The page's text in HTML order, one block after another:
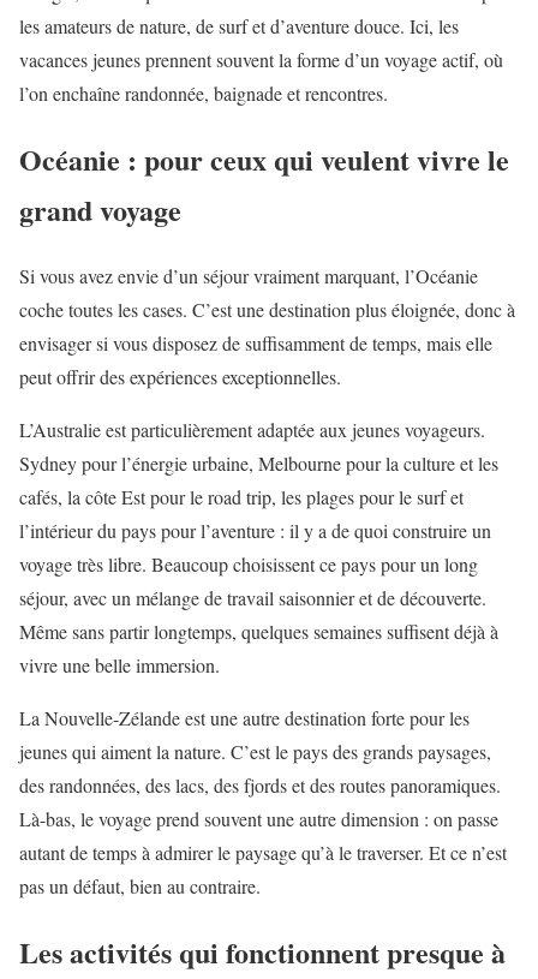
les amateurs de nature, de surf et d’aventure douce. Ici, les
vacances jeunes prennent souvent la forme d’un voyage actif, où
l’on enchaîne randonnée, baignade et rencontres.
Océanie : pour ceux qui veulent vivre le
grand voyage
Si vous avez envie d’un séjour vraiment marquant, l’Océanie
coche toutes les cases. C’est une destination plus éloignée, donc à
envisager si vous disposez de suffisamment de temps, mais elle
peut offrir des expériences exceptionnelles.
L’Australie est particulièrement adaptée aux jeunes voyageurs.
Sydney pour l’énergie urbaine, Melbourne pour la culture et les
cafés, la côte Est pour le road trip, les plages pour le surf et
l’intérieur du pays pour l’aventure : il y a de quoi construire un
voyage très libre. Beaucoup choisissent ce pays pour un long
séjour, avec un mélange de travail saisonnier et de découverte.
Même sans partir longtemps, quelques semaines suffisent déjà à
vivre une belle immersion.
La Nouvelle-Zélande est une autre destination forte pour les
jeunes qui aiment la nature. C’est le pays des grands paysages,
des randonnées, des lacs, des fjords et des routes panoramiques.
Là-bas, le voyage prend souvent une autre dimension : on passe
autant de temps à admirer le paysage qu’à le traverser. Et ce n’est
pas un défaut, bien au contraire.
Les activités qui fonctionnent presque à